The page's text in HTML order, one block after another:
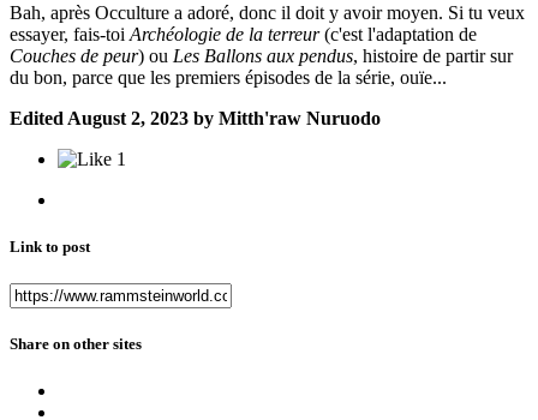
Bah, après Occulture a adoré, donc il doit y avoir moyen. Si tu veux
essayer, fais-toi Archéologie de la terreur(c'est l'adaptation de
Couches de peur) ou Les Ballons aux pendus, histoire de partir sur
du bon, parce que les premiers épisodes de la série, ouïe...
Edited August 2, 2023 by Mitth'raw Nuruodo
1
Link to post
Share on other sites